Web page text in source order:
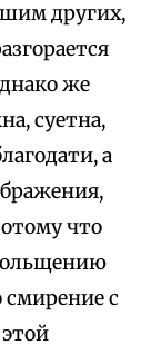
других,
же
суетна,
а
что
смирение с